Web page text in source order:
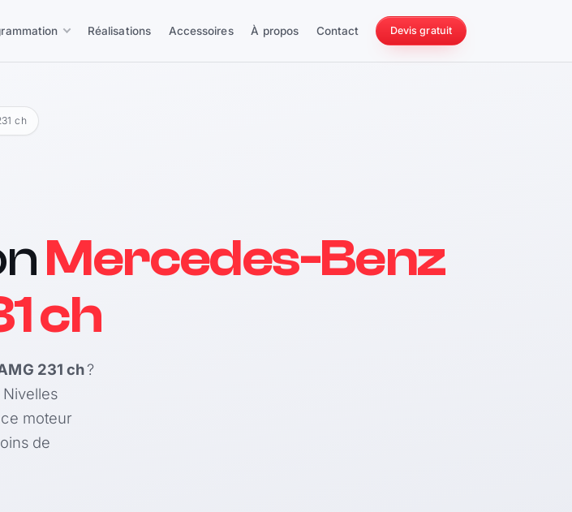
Réalisations Accessoires À propos Contact Devis gratuit
228 Nm
ch
Mercedes-Benz
ch
231 ch?
moteur
de